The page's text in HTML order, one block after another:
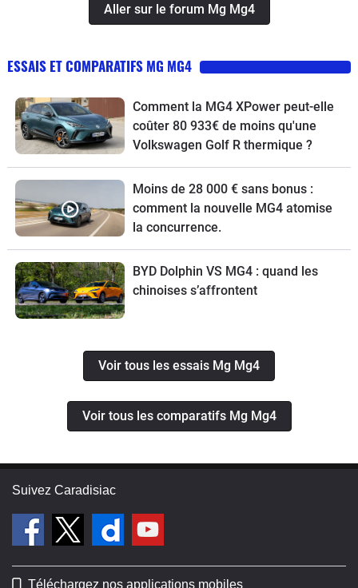
Aller sur le forum Mg Mg4
ESSAIS ET COMPARATIFS MG MG4
Comment la MG4 XPower peut-elle
coûter 80 933€ de moins qu'une
Volkswagen Golf R thermique ?
Moins de 28 000 € sans bonus :
comment la nouvelle MG4 atomise
la concurrence.
BYD Dolphin VS MG4 : quand les
chinoises s’affrontent
Voir tous les essais Mg Mg4
Voir tous les comparatifs Mg Mg4
Suivez Caradisiac
Téléchargez nos applications mobiles